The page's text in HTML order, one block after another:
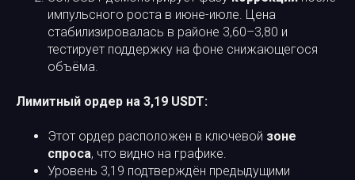
импульсного роста в июне-июле. Цена
стабилизировалась в районе 3,60–3,80 и
тестирует поддержку на фоне снижающегося
объёма.
Лимитный ордер на 3,19 USDT:
Этот ордер расположен в ключевой зоне
спроса, что видно на графике.
Уровень 3,19 подтверждён предыдущими